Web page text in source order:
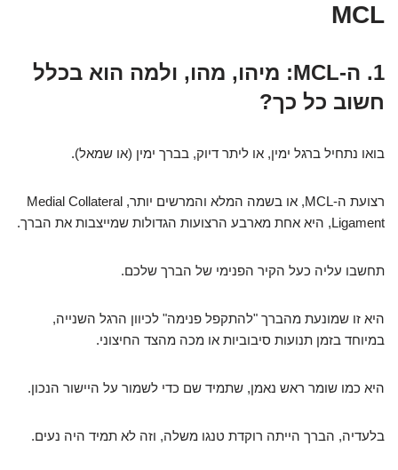
MCL
1. ה-MCL: מיהו, מהו, ולמה הוא בכלל
חשוב כל כך?
בואו נתחיל ברגל ימין, או ליתר דיוק, בברך ימין (או שמאל).
רצועת ה-MCL, או בשמה המלא והמרשים יותר, Medial Collateral
Ligament, היא אחת מארבע הרצועות הגדולות שמייצבות את הברך.
תחשבו עליה כעל הקיר הפנימי של הברך שלכם.
היא זו שמונעת מהברך "להתקפל פנימה" לכיוון הרגל השנייה,
במיוחד בזמן תנועות סיבוביות או מכה מהצד החיצוני.
היא כמו שומר ראש נאמן, שתמיד שם כדי לשמור על היישור הנכון.
בלעדיה, הברך הייתה רוקדת טנגו משלה, וזה לא תמיד היה נעים.